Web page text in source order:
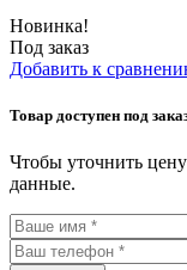
Новинка!
Под заказ
Добавить к
Товар доступен под
Чтобы уточнить
данные.